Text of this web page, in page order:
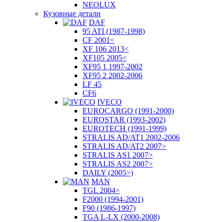
NEOLUX
Кузовные детали
DAF
95 ATI (1987-1998)
CF 2001<
XF 106 2013<
XF105 2005<
XF95 1 1997-2002
XF95 2 2002-2006
LF 45
CF6
IVECO
EUROCARGO (1991-2000)
EUROSTAR (1993-2002)
EUROTECH (1991-1999)
STRALIS AD/AT1 2002-2006
STRALIS AD/AT2 2007>
STRALIS AS1 2007>
STRALIS AS2 2007>
DAILY (2005>)
MAN
TGL 2004>
F2000 (1994-2001)
F90 (1986-1997)
TGA L-LX (2000-2008)